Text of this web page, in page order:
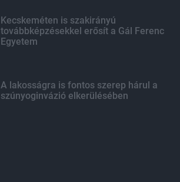
Kecskeméten is szakirányú
továbbképzésekkel erősít a Gál Ferenc
Egyetem
A lakosságra is fontos szerep hárul a
szúnyoginvázió elkerülésében